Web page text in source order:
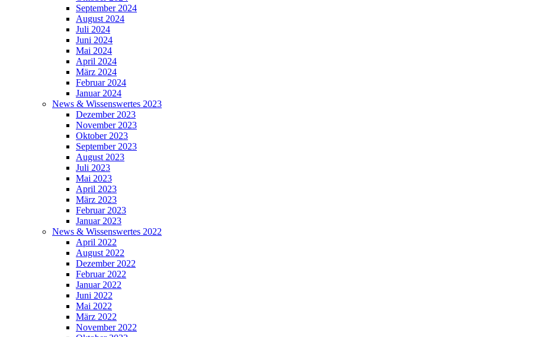
September 2024
August 2024
Juli 2024
Juni 2024
Mai 2024
April 2024
März 2024
Februar 2024
Januar 2024
News & Wissenswertes 2023
Dezember 2023
November 2023
Oktober 2023
September 2023
August 2023
Juli 2023
Mai 2023
April 2023
März 2023
Februar 2023
Januar 2023
News & Wissenswertes 2022
April 2022
August 2022
Dezember 2022
Februar 2022
Januar 2022
Juni 2022
Mai 2022
März 2022
November 2022